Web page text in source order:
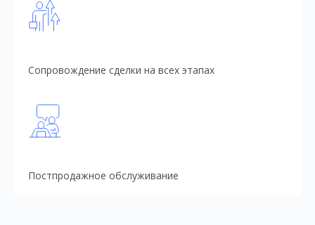
Сопровождение сделки на всех этапах
Постпродажное обслуживание